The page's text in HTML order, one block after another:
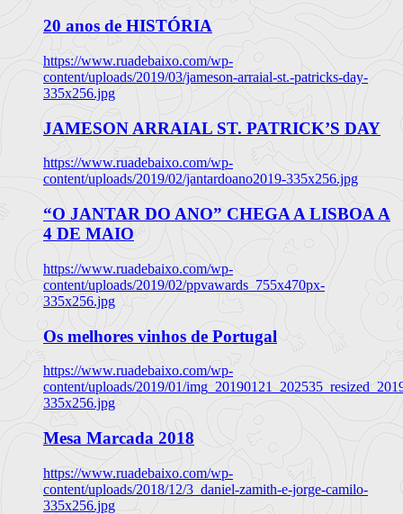
20 anos de HISTÓRIA
https://www.ruadebaixo.com/wp-
content/uploads/2019/03/jameson-arraial-st.-patricks-day-
335x256.jpg
JAMESON ARRAIAL ST. PATRICK’S DAY
https://www.ruadebaixo.com/wp-
content/uploads/2019/02/jantardoano2019-335x256.jpg
“O JANTAR DO ANO” CHEGA A LISBOA A
4 DE MAIO
https://www.ruadebaixo.com/wp-
content/uploads/2019/02/ppvawards_755x470px-
335x256.jpg
Os melhores vinhos de Portugal
https://www.ruadebaixo.com/wp-
content/uploads/2019/01/
335x256.jpg
Mesa Marcada 2018
https://www.ruadebaixo.com/wp-
content/uploads/2018/12/3_daniel-zamith-e-jorge-camilo-
335x256.jpg